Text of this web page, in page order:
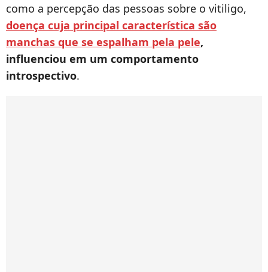
como a percepção das pessoas sobre o vitiligo,
doença cuja principal característica são
manchas que se espalham pela pele,
influenciou em um comportamento
introspectivo.